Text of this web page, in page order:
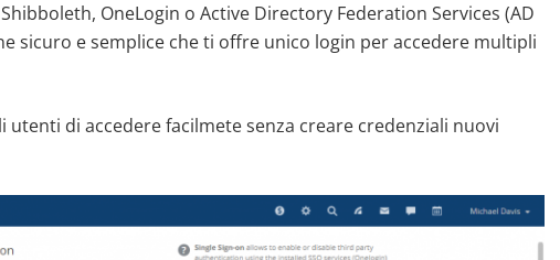
OneLogin o Active Directory Federation Services (AD
sicuro e semplice che ti offre unico login per accedere multipli
utenti di accedere facilmete senza creare credenziali nuovi